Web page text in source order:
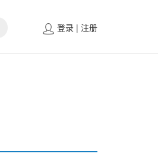
登录 | 注册